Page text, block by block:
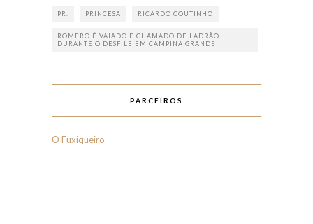
PR. PRINCESA RICARDO COUTINHO
ROMERO É VAIADO E CHAMADO DE LADRÃO
DURANTE O DESFILE EM CAMPINA GRANDE
PARCEIROS
O Fuxiqueiro